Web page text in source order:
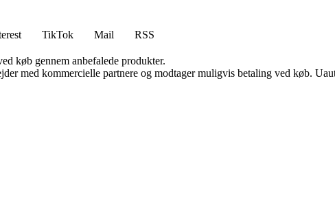
TikTok Mail
RSS
køb gennem anbefalede produkter.
med kommercielle partnere og modtager muligvis betaling ved køb.